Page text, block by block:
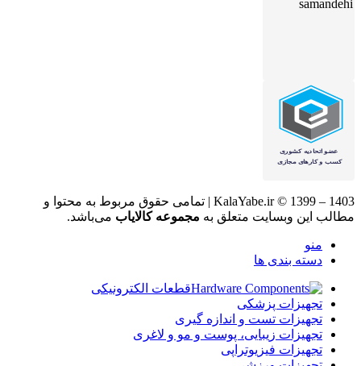
KalaYabe.ir © 1399 – 1403 | تمامی حقوق مربوط به محتوا و
مطالب این وبسایت متعلق به مجموعه کالایاب می‌باشد.
منو
دسته بندی ها
قطعات الکترونیکی
تجهیزات پزشکی
تجهیزات تست و اندازه گیری
تجهیزات زیبایی، پوست و مو و لاغری
تجهیزات فیزیوتراپی